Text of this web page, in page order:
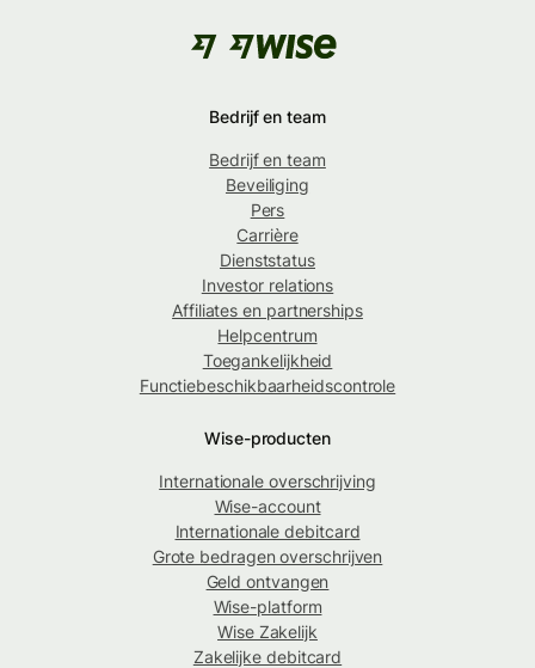
Bedrijf en team
Bedrijf en team
Beveiliging
Pers
Carrière
Dienststatus
Investor relations
Affiliates en partnerships
Helpcentrum
Toegankelijkheid
Functiebeschikbaarheidscontrole
Wise-producten
Internationale overschrijving
Wise-account
Internationale debitcard
Grote bedragen overschrijven
Geld ontvangen
Wise-platform
Wise Zakelijk
Zakelijke debitcard